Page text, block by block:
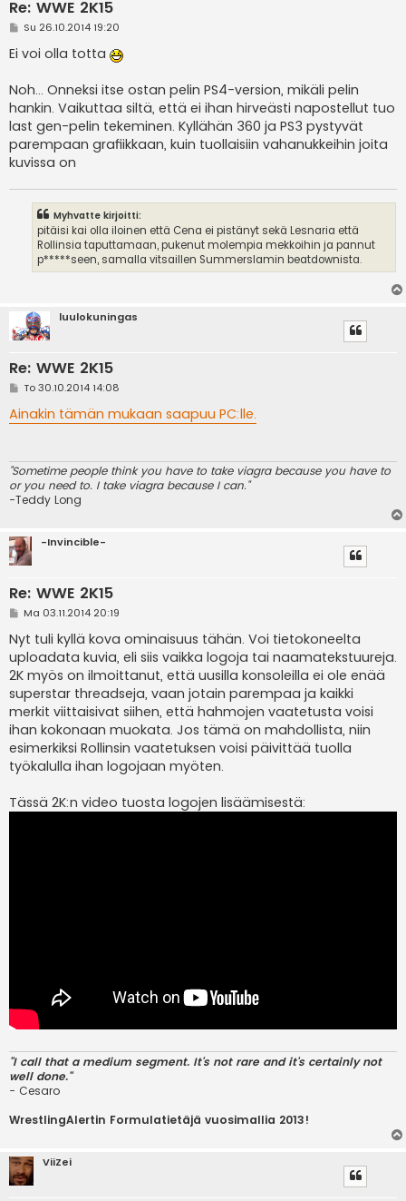
Re: WWE 2K15
V
e
s
i
Su 26.10.2014 19:20
Ei voi olla totta
Noh... Onneksi itse ostan pelin PS4-version, mikäli pelin
hankin. Vaikuttaa siltä, että ei ihan hirveästi napostellut tuo
last gen-pelin tekeminen. Kyllähän 360 ja PS3 pystyvät
parempaan grafiikkaan, kuin tuollaisiin vahanukkeihin joita
kuvissa on
Myhvatte kirjoitti:
pitäisi kai olla iloinen että Cena ei pistänyt sekä Lesnaria että
Rollinsia taputtamaan, pukenut molempia mekkoihin ja pannut
p*****seen, samalla vitsaillen Summerslamin beatdownista.
luulokuningas
Re: WWE 2K15
V
e
s
To 30.10.2014 14:08
Ainakin tämän mukaan saapuu PC:lle.
"Sometime people think you have to take viagra because you have to
or you need to. I take viagra because I can."
-Teddy Long
-Invincible-
Re: WWE 2K15
V
e
s
t
i
Ma 03.11.2014 20:19
Nyt tuli kyllä kova ominaisuus tähän. Voi tietokoneelta
uploadata kuvia, eli siis vaikka logoja tai naamatekstuureja.
2K myös on ilmoittanut, että uusilla konsoleilla ei ole enää
superstar threadseja, vaan jotain parempaa ja kaikki
merkit viittaisivat siihen, että hahmojen vaatetusta voisi
ihan kokonaan muokata. Jos tämä on mahdollista, niin
esimerkiksi Rollinsin vaatetuksen voisi päivittää tuolla
työkalulla ihan logojaan myöten.
Tässä 2K:n video tuosta logojen lisäämisestä:
"I call that a medium segment. It's not rare and it's certainly not
well done."
- Cesaro
WrestlingAlertin Formulatietäjä vuosimallia 2013!
ViiZei